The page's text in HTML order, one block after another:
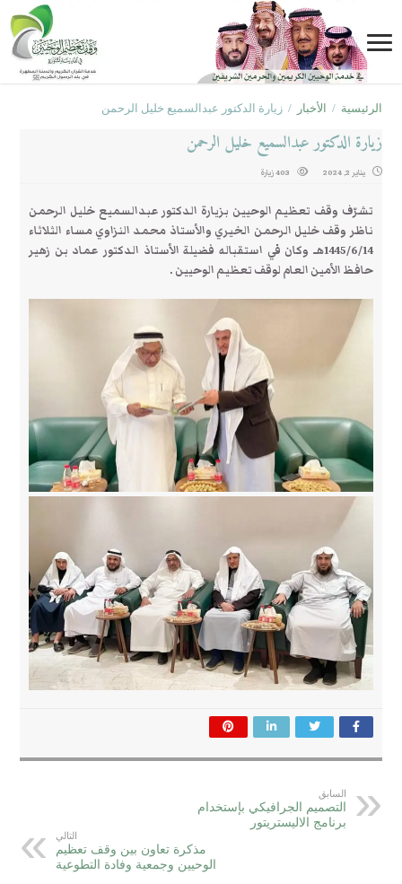
الرئيسية / الأخبار / زيارة الدكتور عبدالسميع خليل الرحمن
زيارة الدكتور عبدالسميع خليل الرحمن
يناير 2, 2024 403 زيارة
تشرّف وقف تعظيم الوحيين بزيارة الدكتور عبدالسميع خليل الرحمن
ناظر وقف خليل الرحمن الخيري والأستاذ محمد النزاوي مساء الثلاثاء
1445/6/14هـ وكان في استقباله فضيلة الأستاذ الدكتور عماد بن زهير
حافظ الأمين العام لوقف تعظيم الوحيين .
السابق
التصميم الجرافيكي بإستخدام
برنامج الاليستريتور
التالي
مذكرة تعاون بين وقف تعظيم
الوحيين وجمعية وفادة التطوعية